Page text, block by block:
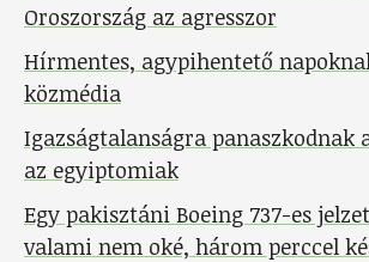
Oroszország az agresszor
Hírmentes, agypihentető
közmédia
Igazságtalanságra panaszkodnak
az egyiptomiak
Egy pakisztáni Boeing 737-es
valami nem oké, három perccel